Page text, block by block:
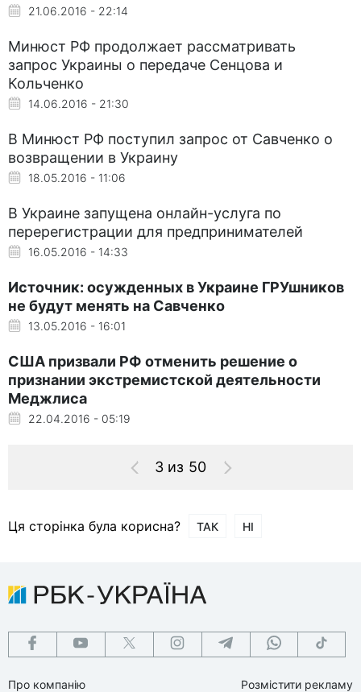
21.06.2016 - 22:14
Минюст РФ продолжает рассматривать
запрос Украины о передаче Сенцова и
Кольченко
14.06.2016 - 21:30
В Минюст РФ поступил запрос от Савченко о
возвращении в Украину
18.05.2016 - 11:06
В Украине запущена онлайн-услуга по
перерегистрации для предпринимателей
16.05.2016 - 14:33
Источник: осужденных в Украине ГРУшников
не будут менять на Савченко
13.05.2016 - 16:01
США призвали РФ отменить решение о
признании экстремистской деятельности
Меджлиса
22.04.2016 - 05:19
3 из 50
Ця сторінка була корисна? ТАК НІ
Про компанію
Розмістити рекламу